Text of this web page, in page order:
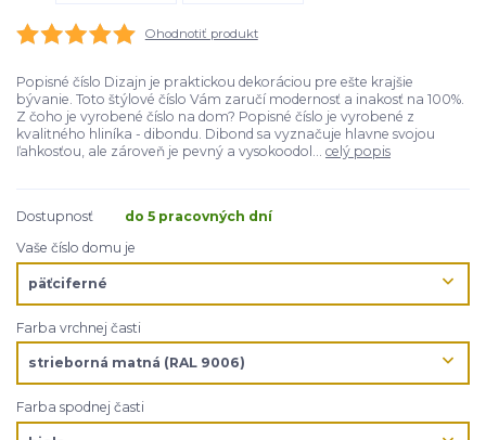
Ohodnotiť produkt
Popisné číslo Dizajn je praktickou dekoráciou pre ešte krajšie
bývanie. Toto štýlové číslo Vám zaručí modernosť a inakosť na 100%.
Z čoho je vyrobené číslo na dom? Popisné číslo je vyrobené z
kvalitného hliníka - dibondu. Dibond sa vyznačuje hlavne svojou
ľahkosťou, ale zároveň je pevný a vysokoodol... celý popis
Dostupnosť
do 5 pracovných dní
Vaše číslo domu je
Farba vrchnej časti
Farba spodnej časti